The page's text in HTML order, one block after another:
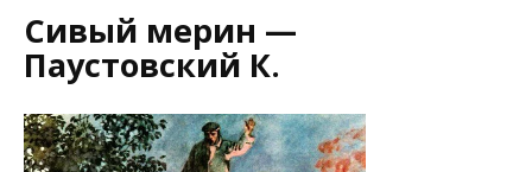
Сивый мерин —
Паустовский К.